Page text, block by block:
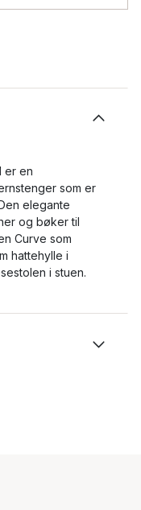
er en
som er
elegante
og bøker til
Curve som
hattehylle i
i stuen.